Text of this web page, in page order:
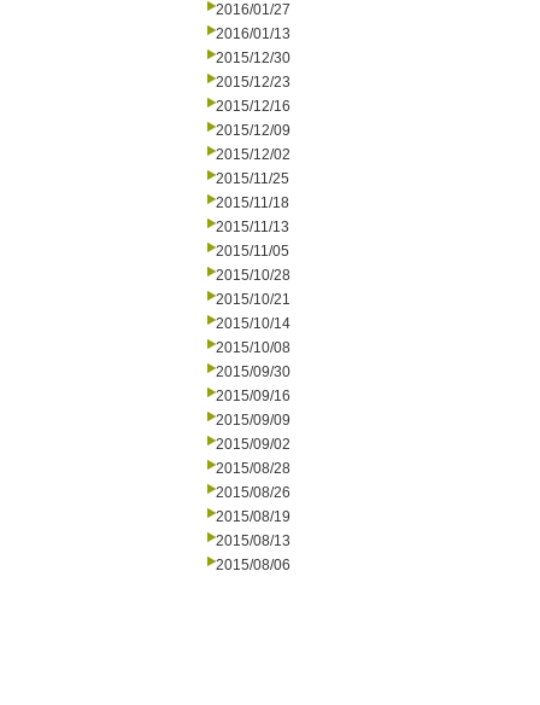
2016/01/27
2016/01/13
2015/12/30
2015/12/23
2015/12/16
2015/12/09
2015/12/02
2015/11/25
2015/11/18
2015/11/13
2015/11/05
2015/10/28
2015/10/21
2015/10/14
2015/10/08
2015/09/30
2015/09/16
2015/09/09
2015/09/02
2015/08/28
2015/08/26
2015/08/19
2015/08/13
2015/08/06